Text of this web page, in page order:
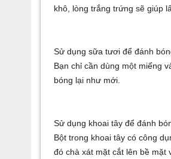
khô, lòng trắng trứng sẽ giúp
Sử dụng sữa tươi để đánh
Bạn chỉ cần dùng một miếng
bóng lại như mới.
Sử dụng khoai tây để đánh
Bột trong khoai tây có công
đó chà xát mặt cắt lên bề mặt